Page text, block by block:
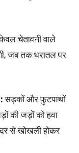
चेतावनी वाले
जब तक धरातल पर
सड़कों और फुटपाथों
की जड़ों को हवा
से खोखली होकर